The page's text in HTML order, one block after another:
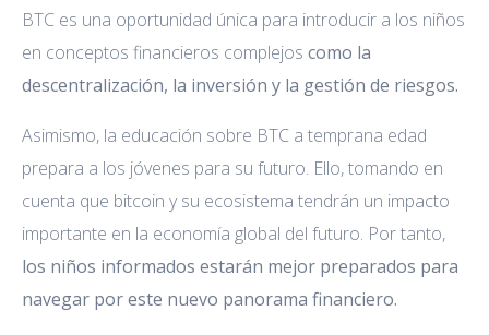
BTC es una oportunidad única para introducir a los niños
en conceptos financieros complejos como la
descentralización, la inversión y la gestión de riesgos.
Asimismo, la educación sobre BTC a temprana edad
prepara a los jóvenes para su futuro. Ello, tomando en
cuenta que bitcoin y su ecosistema tendrán un impacto
importante en la economía global del futuro. Por tanto,
los niños informados estarán mejor preparados para
navegar por este nuevo panorama financiero.